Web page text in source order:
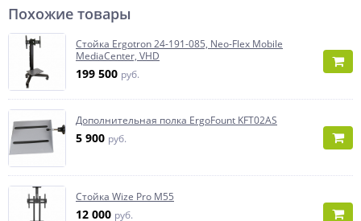
Похожие товары
Стойка Ergotron 24-191-085, Neo-Flex Mobile
MediaCenter, VHD
199 500 руб.
Дополнительная полка ErgoFount KFT02AS
5 900 руб.
Стойка Wize Pro M55
12 000 руб.